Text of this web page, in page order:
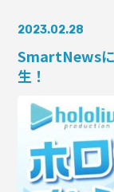
SUPPORT
OFFICIAL
2023.02.28
SmartNews
生！